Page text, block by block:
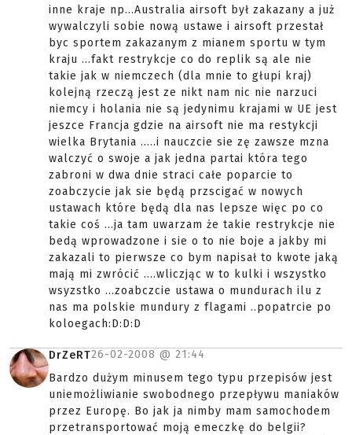
inne kraje np...Australia airsoft był zakazany a już
wywalczyli sobie nową ustawe i airsoft przestał
byc sportem zakazanym z mianem sportu w tym
kraju ...fakt restrykcje co do replik są ale nie
takie jak w niemczech (dla mnie to głupi kraj)
kolejną rzeczą jest ze nikt nam nic nie narzuci
niemcy i holania nie są jedynimu krajami w UE jest
jeszce Francja gdzie na airsoft nie ma restykcji
wielka Brytania .....i nauczcie sie zę zawsze mzna
walczyć o swoje a jak jedna partai która tego
zabroni w dwa dnie straci całe poparcie to
zoabczycie jak sie będą przscigać w nowych
ustawach które będą dla nas lepsze więc po co
takie coś ...ja tam uwarzam że takie restrykcje nie
bedą wprowadzone i sie o to nie boje a jakby mi
zakazali to pierwsze co bym napisał to kwote jaką
mają mi zwrócić ....wliczjąc w to kulki i wszystko
wsyzstko ...zoabczcie ustawa o mundurach ilu z
nas ma polskie mundury z flagami ..popatrcie po
koloegach:D:D:D
DrZeRT26-02-2008 @ 21:44
Bardzo dużym minusem tego typu przepisów jest
uniemożliwianie swobodnego przepływu maniaków
przez Europę. Bo jak ja nimby mam samochodem
przetransportować moją emeczkę do belgii?